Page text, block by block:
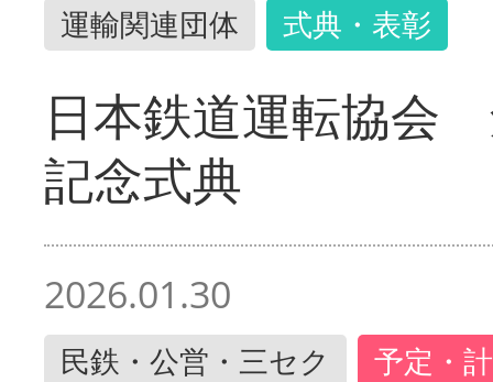
運輸関連団体 式典・表彰
日本鉄道運転協会
記念式典
2026.01.30
民鉄・公営・三セク 予定・